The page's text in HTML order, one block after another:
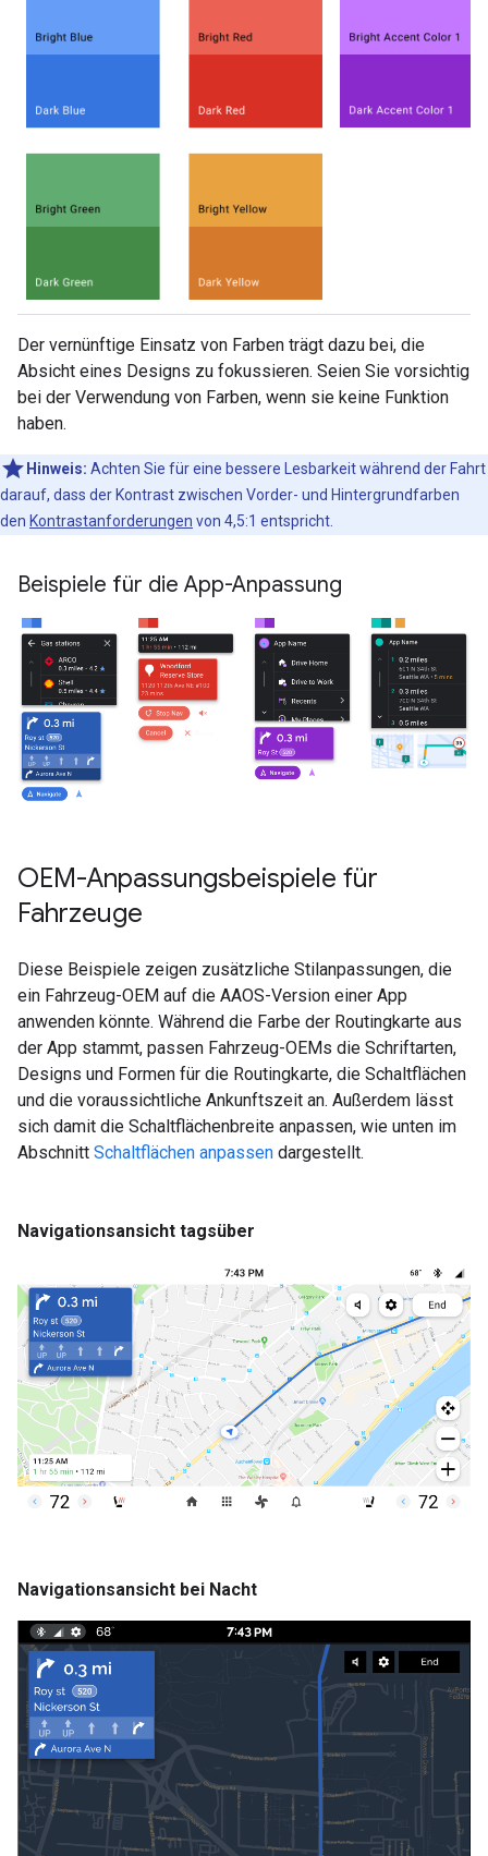
Der vernünftige Einsatz von Farben trägt dazu bei, die
Absicht eines Designs zu fokussieren. Seien Sie vorsichtig
bei der Verwendung von Farben, wenn sie keine Funktion
haben.
Hinweis: Achten Sie für eine bessere Lesbarkeit während der Fahrt
darauf, dass der Kontrast zwischen Vorder- und Hintergrundfarben
den Kontrastanforderungen von 4,5:1 entspricht.
Beispiele für die App-Anpassung
OEM-Anpassungsbeispiele für
Fahrzeuge
Diese Beispiele zeigen zusätzliche Stilanpassungen, die
ein Fahrzeug-OEM auf die AAOS-Version einer App
anwenden könnte. Während die Farbe der Routingkarte aus
der App stammt, passen Fahrzeug-OEMs die Schriftarten,
Designs und Formen für die Routingkarte, die Schaltflächen
und die voraussichtliche Ankunftszeit an. Außerdem lässt
sich damit die Schaltflächenbreite anpassen, wie unten im
Abschnitt Schaltflächen anpassen dargestellt.
Navigationsansicht tagsüber
Navigationsansicht bei Nacht